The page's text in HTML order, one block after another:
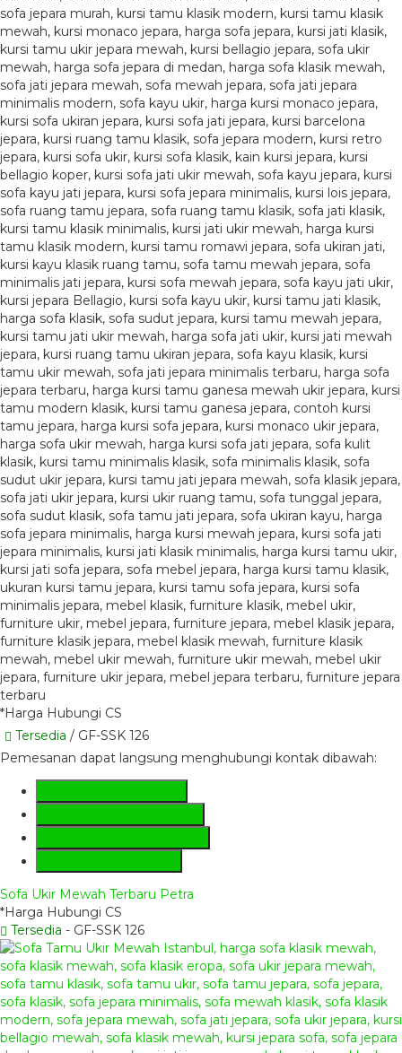
*Harga Hubungi CS
Tersedia / GF-SSK 126
Pemesanan dapat langsung menghubungi kontak dibawah:
Sofa Ukir Mewah Terbaru Petra
*Harga Hubungi CS
Tersedia - GF-SSK 126